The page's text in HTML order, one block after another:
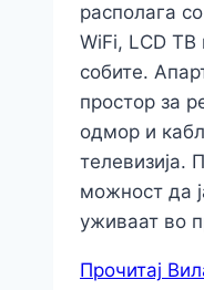
располага
WiFi, LCD ТВ
собите.
простор за
одмор и
телевизија.
можност да
уживаат во
Прочитај